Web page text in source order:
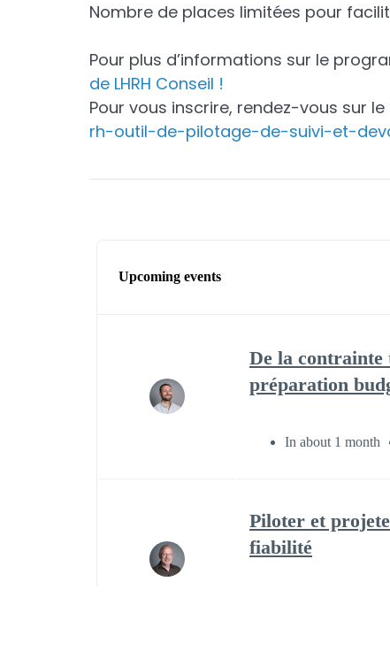
Nombre de places limitées pour
Pour plus d’informations sur le
de LHRH Conseil !
Pour vous inscrire, rendez-vous sur le
rh-outil-de-pilotage-de-suivi-et-